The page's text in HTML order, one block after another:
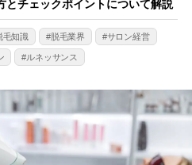
とチェックポイントについて解説
毛知識 脱毛業界 サロン経営
ルネッサンス